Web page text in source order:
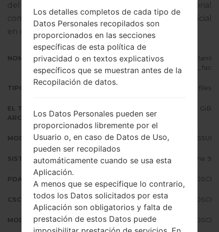
del firmware dado es Android Pie 9. Tutorial
completo sobre cómo actualizar el firmware oficial
en dispositivos Samsung aquí
NOMBRE DE ARCHIVO
SM-G955U1_1_20190306151927_1aml
qch64a_fac
TIPO DE FIRMWARE 4 files
EL TAMAÑO DEL
ARCHIVO
3.43 GiB
MODELO Samsung SM-G955U1
SISTEMA OPERATIVO Android Pie 9
PDA/AP VERSIÓN G955U1UEU5DSC1
CSC VERSIÓN G955U1OYM5DSC1
MODEM/CP VERSIÓN G955U1UEU5DSC1
Los detalles completos de cada tipo de
Datos Personales recopilados son
proporcionados en las secciones
específicas de esta política de
privacidad o en textos explicativos
específicos que se muestran antes de la
Recopilación de datos.
Los Datos Personales pueden ser
proporcionados libremente por el
Usuario o, en caso de Datos de Uso,
pueden ser recopilados
automáticamente cuando se usa esta
Aplicación.
A menos que se especifique lo contrario,
todos los Datos solicitados por esta
Aplicación son obligatorios y falta de
prestación de estos Datos puede